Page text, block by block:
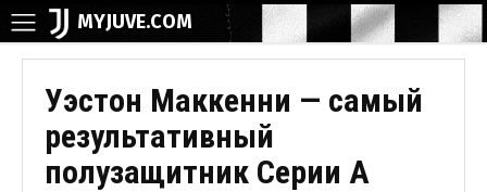
MYJUVE.COM
Уэстон Маккенни — самый
результативный
полузащитник Серии А